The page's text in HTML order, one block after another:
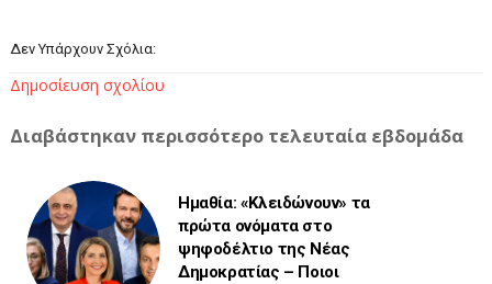
Δεν Υπάρχουν Σχόλια:
Δημοσίευση σχολίου
Διαβάστηκαν περισσότερο τελευταία εβδομάδα
Ημαθία: «Κλειδώνουν» τα
πρώτα ονόματα στο
ψηφοδέλτιο της Νέας
Δημοκρατίας – Ποιοι